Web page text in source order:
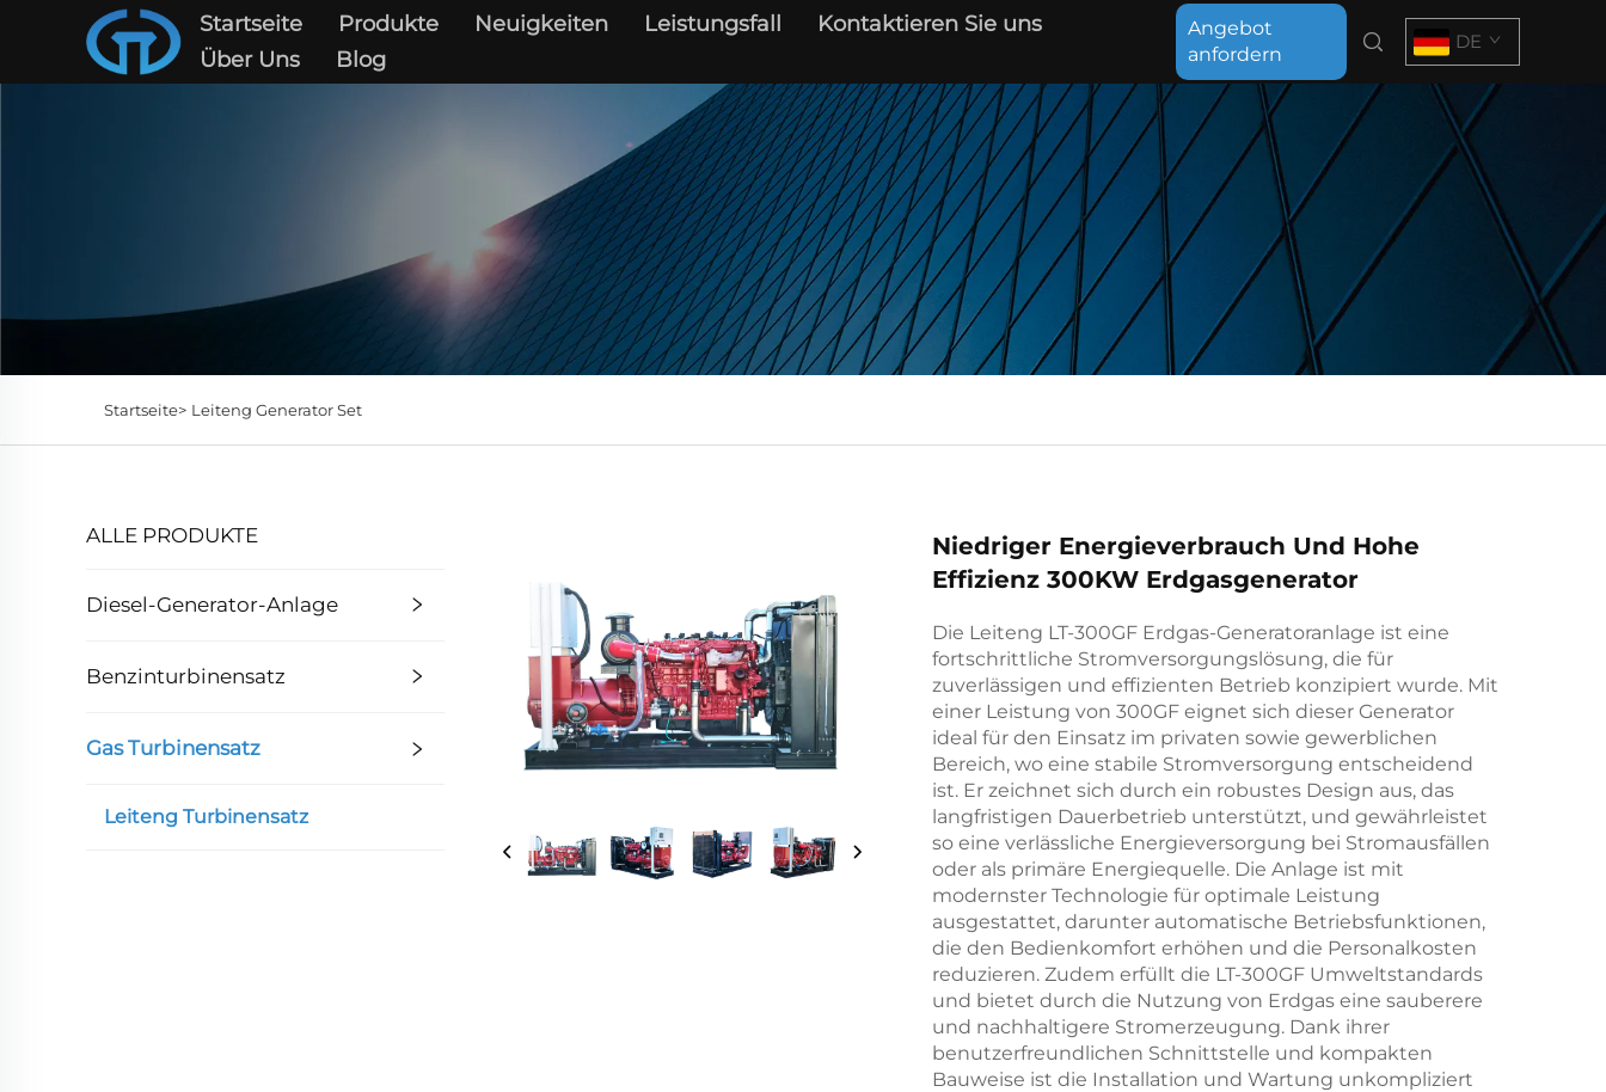
Startseite Produkte Neuigkeiten Leistungsfall
Kontaktieren Sie uns
Über Uns
Blog
Angebot
anfordern
DE
Startseite> Leiteng Generator Set
ALLE PRODUKTE
Diesel-Generator-Anlage
Benzinturbinensatz
Gas Turbinensatz
Leiteng Turbinensatz
Niedriger Energieverbrauch Und Hohe
Effizienz 300KW Erdgasgenerator
Die Leiteng LT-300GF Erdgas-Generatoranlage ist eine
fortschrittliche Stromversorgungslösung, die für
zuverlässigen und effizienten Betrieb konzipiert wurde. Mit
einer Leistung von 300GF eignet sich dieser Generator
ideal für den Einsatz im privaten sowie gewerblichen
Bereich, wo eine stabile Stromversorgung entscheidend
ist. Er zeichnet sich durch ein robustes Design aus, das
langfristigen Dauerbetrieb unterstützt, und gewährleistet
so eine verlässliche Energieversorgung bei Stromausfällen
oder als primäre Energiequelle. Die Anlage ist mit
modernster Technologie für optimale Leistung
ausgestattet, darunter automatische Betriebsfunktionen,
die den Bedienkomfort erhöhen und die Personalkosten
reduzieren. Zudem erfüllt die LT-300GF Umweltstandards
und bietet durch die Nutzung von Erdgas eine sauberere
und nachhaltigere Stromerzeugung. Dank ihrer
benutzerfreundlichen Schnittstelle und kompakten
Bauweise ist die Installation und Wartung unkompliziert